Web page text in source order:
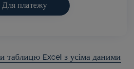
Для платежу
таблицю Excel з усіма даними